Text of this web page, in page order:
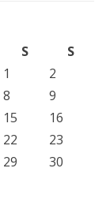
S
S
1
2
8
9
15
16
22
23
29
30